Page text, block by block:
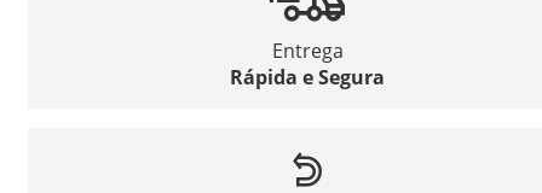
Entrega
Rápida e Segura